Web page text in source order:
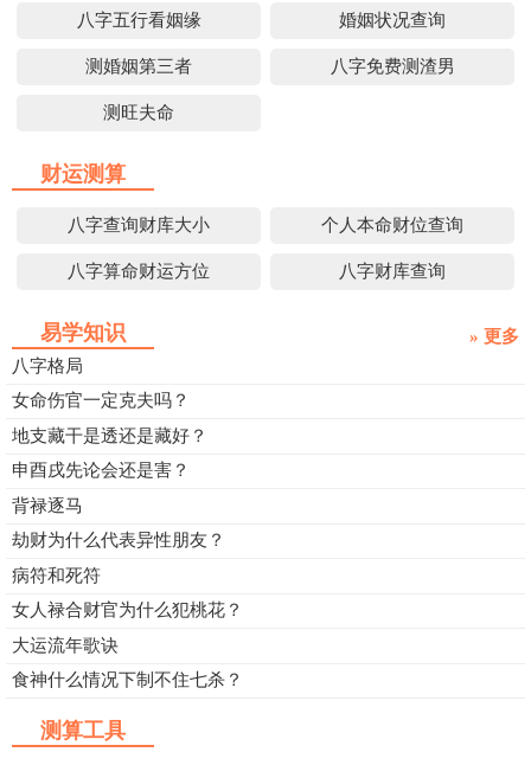
八字五行看姻缘 婚姻状况查询
测婚姻第三者 八字免费测渣男
测旺夫命
财运测算
八字查询财库大小 个人本命财位查询
八字算命财运方位 八字财库查询
易学知识
» 更多
八字格局
女命伤官一定克夫吗？
地支藏干是透还是藏好？
申酉戌先论会还是害？
背禄逐马
劫财为什么代表异性朋友？
病符和死符
女人禄合财官为什么犯桃花？
大运流年歌诀
食神什么情况下制不住七杀？
测算工具